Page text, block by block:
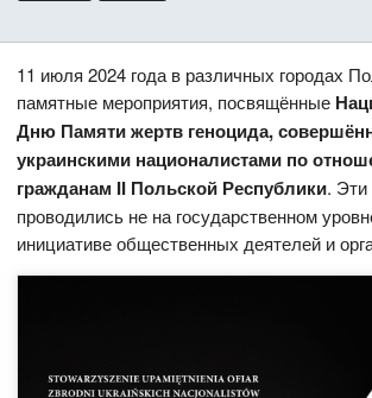
11 июля 2024 года в различных городах
памятные мероприятия, посвящённые
Дню Памяти жертв геноцида,
украинскими националистами по
гражданам II Польской Республики. Эти
проводились не на государственном
инициативе общественных деятелей и